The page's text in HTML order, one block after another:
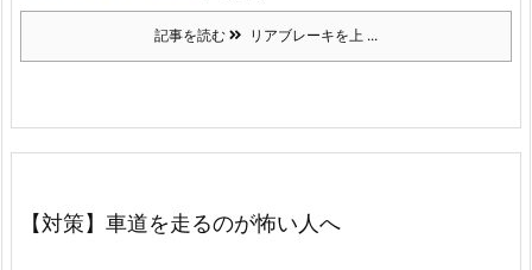
記事を読む リアブレーキを上 ...
【対策】車道を走るのが怖い人へ